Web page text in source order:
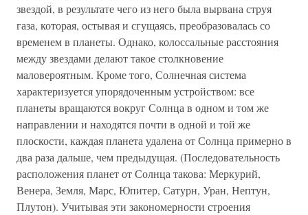
звездой, в результате чего из него была вырвана струя
газа, которая, остывая и сгущаясь, преобразовалась со
временем в планеты. Однако, колоссальные расстояния
между звездами делают такое столкновение
маловероятным. Кроме того, Солнечная система
характеризуется упорядоченным устройством: все
планеты вращаются вокруг Солнца в одном и том же
направлении и находятся почти в одной и той же
плоскости, каждая планета удалена от Солнца примерно в
два раза дальше, чем предыдущая. (Последовательность
расположения планет от Солнца такова: Меркурий,
Венера, Земля, Марс, Юпитер, Сатурн, Уран, Нептун,
Плутон). Учитывая эти закономерности строения